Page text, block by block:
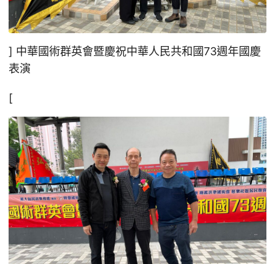
] 中華國術群英會暨慶祝中華人民共和國73週年國慶
表演
[